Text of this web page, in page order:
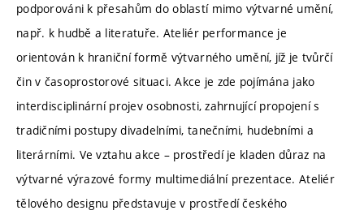
podporováni k přesahům do oblastí mimo výtvarné umění,
např. k hudbě a literatuře. Ateliér performance je
orientován k hraniční formě výtvarného umění, jíž je tvůrčí
čin v časoprostorové situaci. Akce je zde pojímána jako
interdisciplinární projev osobnosti, zahrnující propojení s
tradičními postupy divadelními, tanečními, hudebními a
literárními. Ve vztahu akce – prostředí je kladen důraz na
výtvarné výrazové formy multimediální prezentace. Ateliér
tělového designu představuje v prostředí českého